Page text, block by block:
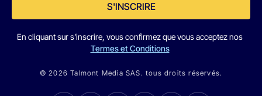
S'INSCRIRE
En cliquant sur s'inscrire, vous confirmez que vous acceptez nos
Termes et Conditions
© 2026 Talmont Media SAS. tous droits réservés.